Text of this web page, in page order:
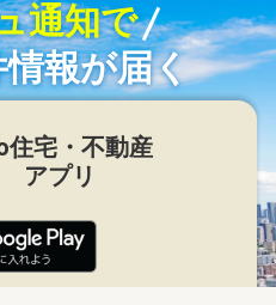
通知で
報が届く
住宅・不動産
アプリ